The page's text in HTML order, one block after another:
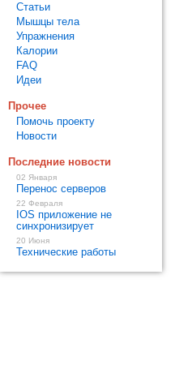
Статьи
Мышцы тела
Упражнения
Калории
FAQ
Идеи
Прочее
Помочь проекту
Новости
Последние новости
02 Января
Перенос серверов
22 Февраля
IOS приложение не
синхронизирует
20 Июня
Технические работы